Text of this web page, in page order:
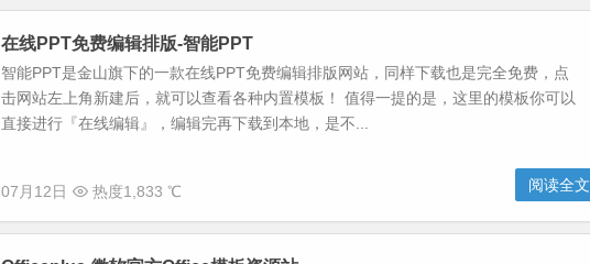
在线PPT免费编辑排版-智能PPT
智能PPT是金山旗下的一款在线PPT免费编辑排版网站，同样下载也是完全免费，点
击网站左上角新建后，就可以查看各种内置模板！ 值得一提的是，这里的模板你可以
直接进行『在线编辑』，编辑完再下载到本地，是不...
07月12日 热度1,833 ℃ 阅读全文